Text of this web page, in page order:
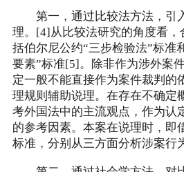
第一，通过比较法方法，引
理。[4]从比较法研究的角度看，
括伯尔尼公约“三步检验法”标准
要素”标准[5]。除非作为涉外案
定一般不能直接作为案件裁判的
理规则辅助说理。在存在不确定
考外国法中的主流观点，作为认
的参考因素。本案在说理时，即
标准，分别从三方面分析涉案行